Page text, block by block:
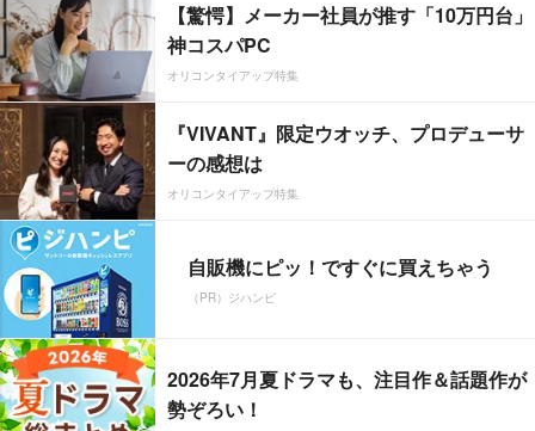
【驚愕】メーカー社員が推す「10万円台」
神コスパPC
オリコンタイアップ特集
『VIVANT』限定ウオッチ、プロデューサ
ーの感想は
オリコンタイアップ特集
自販機にピッ！ですぐに買えちゃう
（PR）ジハンピ
2026年7月夏ドラマも、注目作＆話題作が
勢ぞろい！